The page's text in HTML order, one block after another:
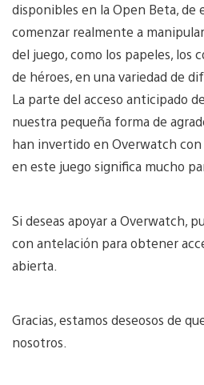
disponibles en la Open Beta, de
comenzar realmente a
del juego, como los papeles, los
de héroes, en una variedad de
La parte del acceso anticipado
nuestra pequeña forma de
han invertido en Overwatch
en este juego significa mucho
Si deseas apoyar a Overwatch,
con antelación para obtener
abierta.
Gracias, estamos deseosos de
nosotros.